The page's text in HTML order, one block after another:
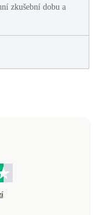
zkušební dobu a